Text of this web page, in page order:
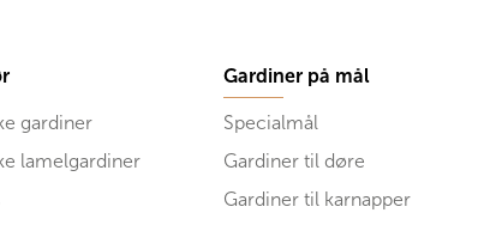
gardiner
lamelgardiner
Gardiner på mål
Specialmål
Gardiner til døre
Gardiner til karnapper